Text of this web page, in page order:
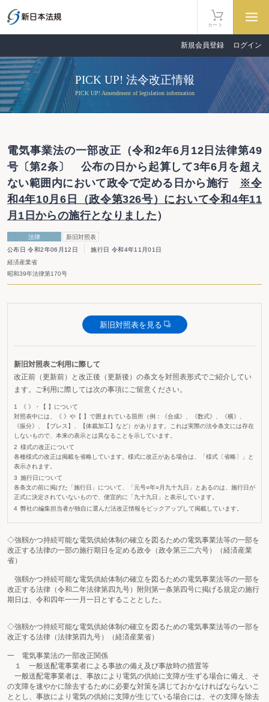
カート
新規会員登録 ログイン
PICK UP! 法令改正情報
PICK UP! Amendment of legislation information
電気事業法の一部改正（令和2年6月12日法律第49
号〔第2条〕 公布の日から起算して3年6月を超え
ない範囲内において政令で定める日から施行 ※令
和4年10月6日（政令第326号）において令和4年11
月1日からの施行となりました）
法律
新旧対照表
公布日 令和2年06月12日
施行日 令和4年11月01日
経済産業省
昭和39年法律第170号
新旧対照表を見る
新旧対照表ご利用に際して
改正前（更新前）と改正後（更新後）の条文を対照表形式でご紹介してい
ます。ご利用に際しては次の事項にご留意ください。
《 》・【 】について
対照表中には、《 》や【 】で囲まれている箇所（例：《合成》、《数式》、《横》、
《振分》、【ブレス】、【体裁加工】など）があります。これは実際の法令条文には存在
しないもので、本来の表示とは異なることを示しています。
様式の改正について
各種様式の改正は掲載を省略しています。様式に改正がある場合は、「様式〔省略〕」と
表示されます。
施行日について
各条文の前に掲げた「施行日」について、「元号○年○月九十九日」とあるのは、施行日が
正式に決定されていないもので、便宜的に「九十九日」と表示しています。
弊社の編集担当者が独自に選んだ法改正情報をピックアップして掲載しています。
◇強靱かつ持続可能な電気供給体制の確立を図るための電気事業法等の一部を
改正する法律の一部の施行期日を定める政令（政令第三二六号）（経済産業
省）
強靱かつ持続可能な電気供給体制の確立を図るための電気事業法等の一部を
改正する法律（令和二年法律第四九号）附則第一条第四号に掲げる規定の施行
期日は、令和四年一一月一日とすることとした。
◇強靱かつ持続可能な電気供給体制の確立を図るための電気事業法等の一部を
改正する法律（法律第四九号）（経済産業省）
一 電気事業法の一部改正関係
１ 一般送配電事業者による事故の備え及び事故時の措置等
一般送配電事業者は、事故により電気の供給に支障が生ずる場合に備え、そ
の支障を速やかに除去するために必要な対策を講じておかなければならないこ
ととし、事故により電気の供給に支障が生じている場合には、その支障を除去